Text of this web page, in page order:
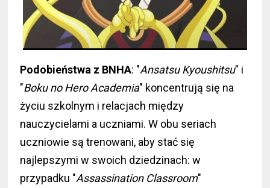
Podobieństwa z BNHA: "Ansatsu Kyoushitsu" i
"Boku no Hero Academia" koncentrują się na
życiu szkolnym i relacjach między
nauczycielami a uczniami. W obu seriach
uczniowie są trenowani, aby stać się
najlepszymi w swoich dziedzinach: w
przypadku "Assassination Classroom"